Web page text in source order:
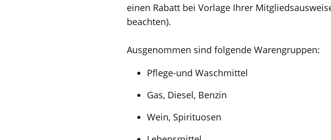
einen Rabatt bei Vorlage Ihrer
beachten).
Ausgenommen sind folgende Warengruppen:
Pflege-und Waschmittel
Gas, Diesel, Benzin
Wein, Spirituosen